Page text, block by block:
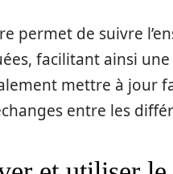
permet de suivre
facilitant ainsi
mettre à jour
entre les